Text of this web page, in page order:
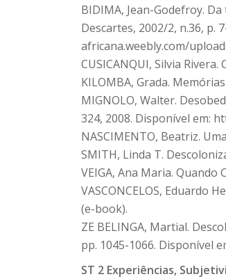
BIDIMA, Jean-Godefroy.
Descartes, 2002/2, n.36, p.
africana.weebly.com/
CUSICANQUI, Silvia
KILOMBA, Grada.
MIGNOLO, Walter.
324, 2008. Disponível em:
NASCIMENTO, Beatriz.
SMITH, Linda T.
VEIGA, Ana Maria.
VASCONCELOS, Eduardo
(e-book).
ZE BELINGA, Martial.
pp. 1045-1066. Disponível
ST 2 Experiências,